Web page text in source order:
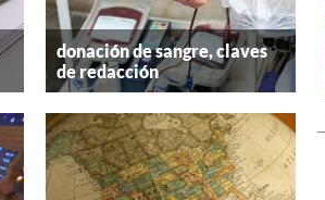
donación de sangre, claves
de redacción